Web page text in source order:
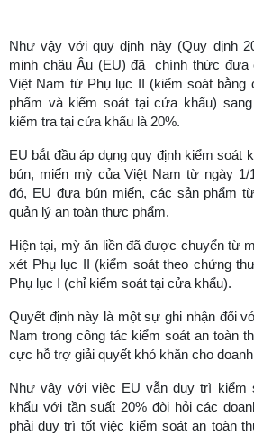
Như vậy với quy định này (Quy định
minh châu Âu (EU) đã chính thức đưa
Việt Nam từ Phụ lục II (kiểm soát bằng
phẩm và kiểm soát tại cửa khẩu)
kiểm tra tại cửa khẩu là 20%.
EU bắt đầu áp dụng quy định kiểm soát
bún, miến mỳ của Việt Nam từ ngày 1/
đó, EU đưa bún miến, các sản phẩm
quản lý an toàn thực phẩm.
Hiện tại, mỳ ăn liền đã được chuyển từ
xét Phụ lục II (kiểm soát theo chứng
Phụ lục I (chỉ kiểm soát tại cửa khẩu).
Quyết định này là một sự ghi nhận đối
Nam trong công tác kiểm soát an toàn
cực hỗ trợ giải quyết khó khăn cho
Như vậy với việc EU vẫn duy trì kiểm
khẩu với tần suất 20% đòi hỏi các
phải duy trì tốt việc kiểm soát an toàn